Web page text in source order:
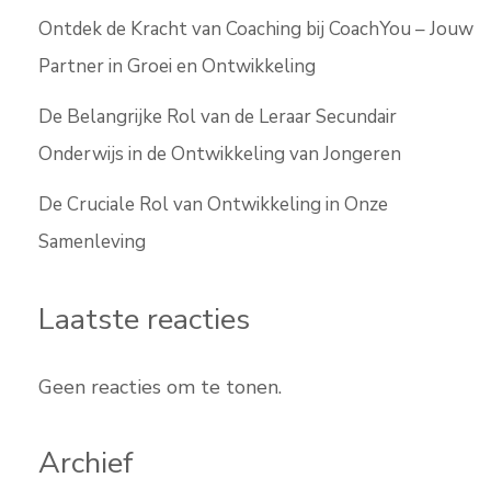
Ontdek de Kracht van Coaching bij CoachYou – Jouw
Partner in Groei en Ontwikkeling
De Belangrijke Rol van de Leraar Secundair
Onderwijs in de Ontwikkeling van Jongeren
De Cruciale Rol van Ontwikkeling in Onze
Samenleving
Laatste reacties
Geen reacties om te tonen.
Archief